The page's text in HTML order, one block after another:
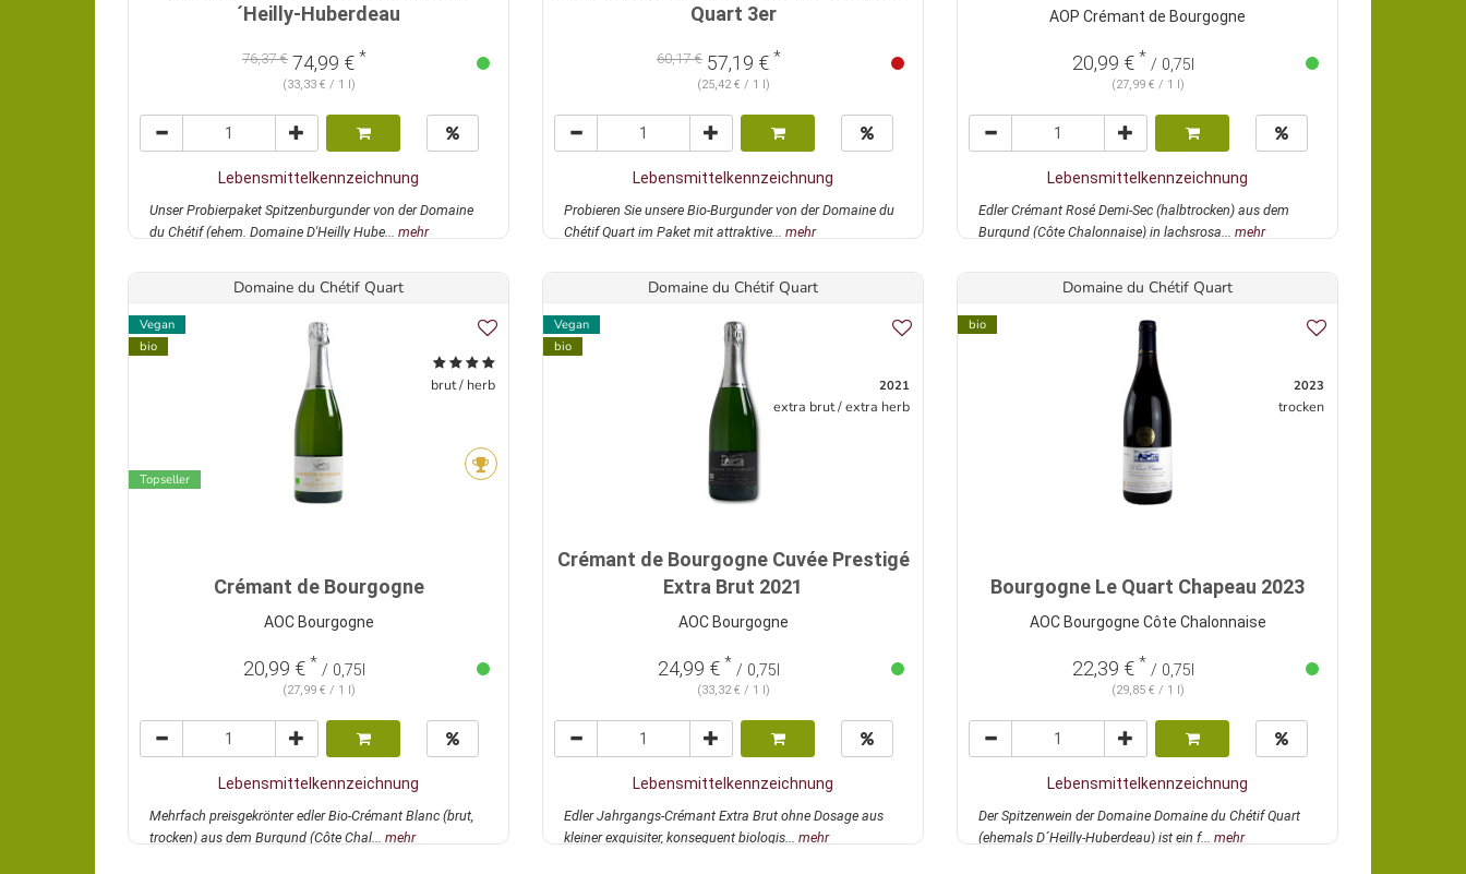
´Heilly-Huberdeau
76,37 € 74,99 € *
(33,33 € / 1 l)
Lebensmittelkennzeichnung
Unser Probierpaket Spitzenburgunder von der Domaine
du Chétif (ehem. Domaine D'Heilly Hube... mehr
Quart 3er
60,17 € 57,19 € *
(25,42 € / 1 l)
Lebensmittelkennzeichnung
Probieren Sie unsere Bio-Burgunder von der Domaine du
Chétif Quart im Paket mit attraktive... mehr
AOP Crémant de Bourgogne
20,99 € * / 0,75l
(27,99 € / 1 l)
Lebensmittelkennzeichnung
Edler Crémant Rosé Demi-Sec (halbtrocken) aus dem
Burgund (Côte Chalonnaise) in lachsrosa... mehr
Domaine du Chétif Quart
Vegan
bio
Topseller
brut / herb
Crémant de Bourgogne
AOC Bourgogne
20,99 € * / 0,75l
(27,99 € / 1 l)
Lebensmittelkennzeichnung
Mehrfach preisgekrönter edler Bio-Crémant Blanc (brut,
trocken) aus dem Burgund (Côte Chal... mehr
Domaine du Chétif Quart
Vegan
bio
2021
extra brut / extra herb
Crémant de Bourgogne Cuvée Prestigé
Extra Brut 2021
AOC Bourgogne
24,99 € * / 0,75l
(33,32 € / 1 l)
Lebensmittelkennzeichnung
Edler Jahrgangs-Crémant Extra Brut ohne Dosage aus
kleiner exquisiter, konsequent biologis... mehr
Domaine du Chétif Quart
bio
2023
trocken
Bourgogne Le Quart Chapeau 2023
AOC Bourgogne Côte Chalonnaise
22,39 € * / 0,75l
(29,85 € / 1 l)
Lebensmittelkennzeichnung
Der Spitzenwein der Domaine Domaine du Chétif Quart
(ehemals D´Heilly-Huberdeau) ist ein f... mehr